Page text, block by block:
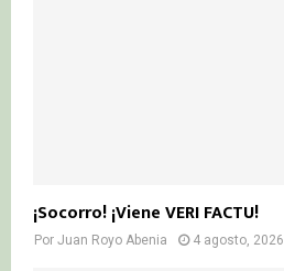
¡Socorro! ¡Viene VERI FACTU!
Por Juan Royo Abenia 4 agosto, 2026